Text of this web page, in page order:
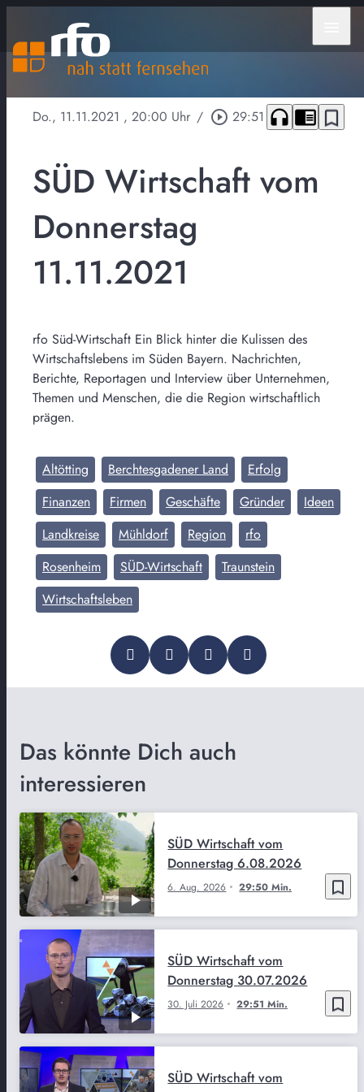
Do., 11.11.2021 , 20:00 Uhr / play_circle_outline 29:51 headphones chrome_reader_mode bookmark_border
SÜD Wirtschaft vom
Donnerstag
11.11.2021
rfo Süd-Wirtschaft Ein Blick hinter die Kulissen des
Wirtschaftslebens im Süden Bayern. Nachrichten,
Berichte, Reportagen und Interview über Unternehmen,
Themen und Menschen, die die Region wirtschaftlich
prägen.
Altötting Berchtesgadener Land
Erfolg
Finanzen
Firmen Geschäfte Gründer
Ideen
Landkreise
Mühldorf Region
rfo
Rosenheim
SÜD-Wirtschaft
Traunstein
Wirtschaftsleben
Das könnte Dich auch
interessieren
bookmark_border
6. Aug. 2026 29:50 Min.
SÜD Wirtschaft vom
Donnerstag 6.08.2026
bookmark_border
30. Juli 2026 29:51 Min.
SÜD Wirtschaft vom
Donnerstag 30.07.2026
SÜD Wirtschaft vom